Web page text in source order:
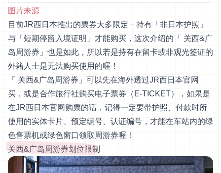
图片来源
目前JR西日本推出的票券大多限定－持有「非日本护照」
与「短期停留入境证明」才能购买，这次介绍的「 关西&广
岛周游券」也是如此，所以若是持有在留卡或非观光签证的
外籍人士是无法购买使用的喔！
「 关西&广岛周游券」可以先在海外透过JR西日本官网
买，或是合作旅行社购买电子票券（E-TICKET），如果是
在JR西日本官网购票的话，记得一定要带护照、付款时所
使用的实体卡片、预定编号、认证编号，才能在车站内的绿
色售票机或绿色窗口领取周游券喔！
关西&广岛周游券划位限制